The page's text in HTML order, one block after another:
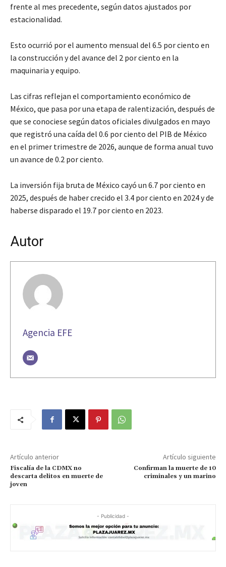
frente al mes precedente, según datos ajustados por
estacionalidad.
Esto ocurrió por el aumento mensual del 6.5 por ciento en
la construcción y del avance del 2 por ciento en la
maquinaria y equipo.
Las cifras reflejan el comportamiento económico de
México, que pasa por una etapa de ralentización, después de
que se conociese según datos oficiales divulgados en mayo
que registró una caída del 0.6 por ciento del PIB de México
en el primer trimestre de 2026, aunque de forma anual tuvo
un avance de 0.2 por ciento.
La inversión fija bruta de México cayó un 6.7 por ciento en
2025, después de haber crecido el 3.4 por ciento en 2024 y de
haberse disparado el 19.7 por ciento en 2023.
Autor
Agencia EFE
Artículo anterior
Fiscalía de la CDMX no
descarta delitos en muerte de
joven
Artículo siguiente
Confirman la muerte de 10
criminales y un marino
- Publicidad -